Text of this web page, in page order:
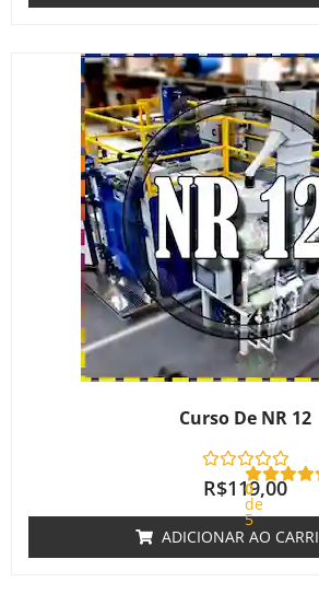
Curso De NR 12
0
de
5
R$119,00
ADICIONAR AO